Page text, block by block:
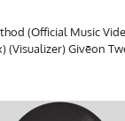
(Official Music
(Visualizer) Givēon